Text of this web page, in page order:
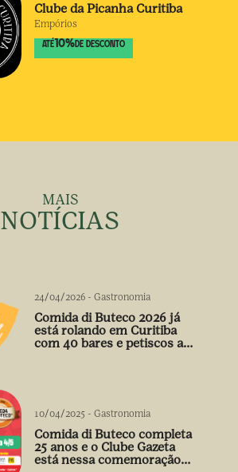
Clube da Picanha Curitiba
Empórios
ATÉ 10% DE DESCONTO
MAIS
NOTÍCIAS
24/04/2026 - Gastronomia
Comida di Buteco 2026 já
está rolando em Curitiba
com 40 bares e petiscos a
10/04/2025 - Gastronomia
Comida di Buteco completa
25 anos e o Clube Gazeta
está nessa comemoração